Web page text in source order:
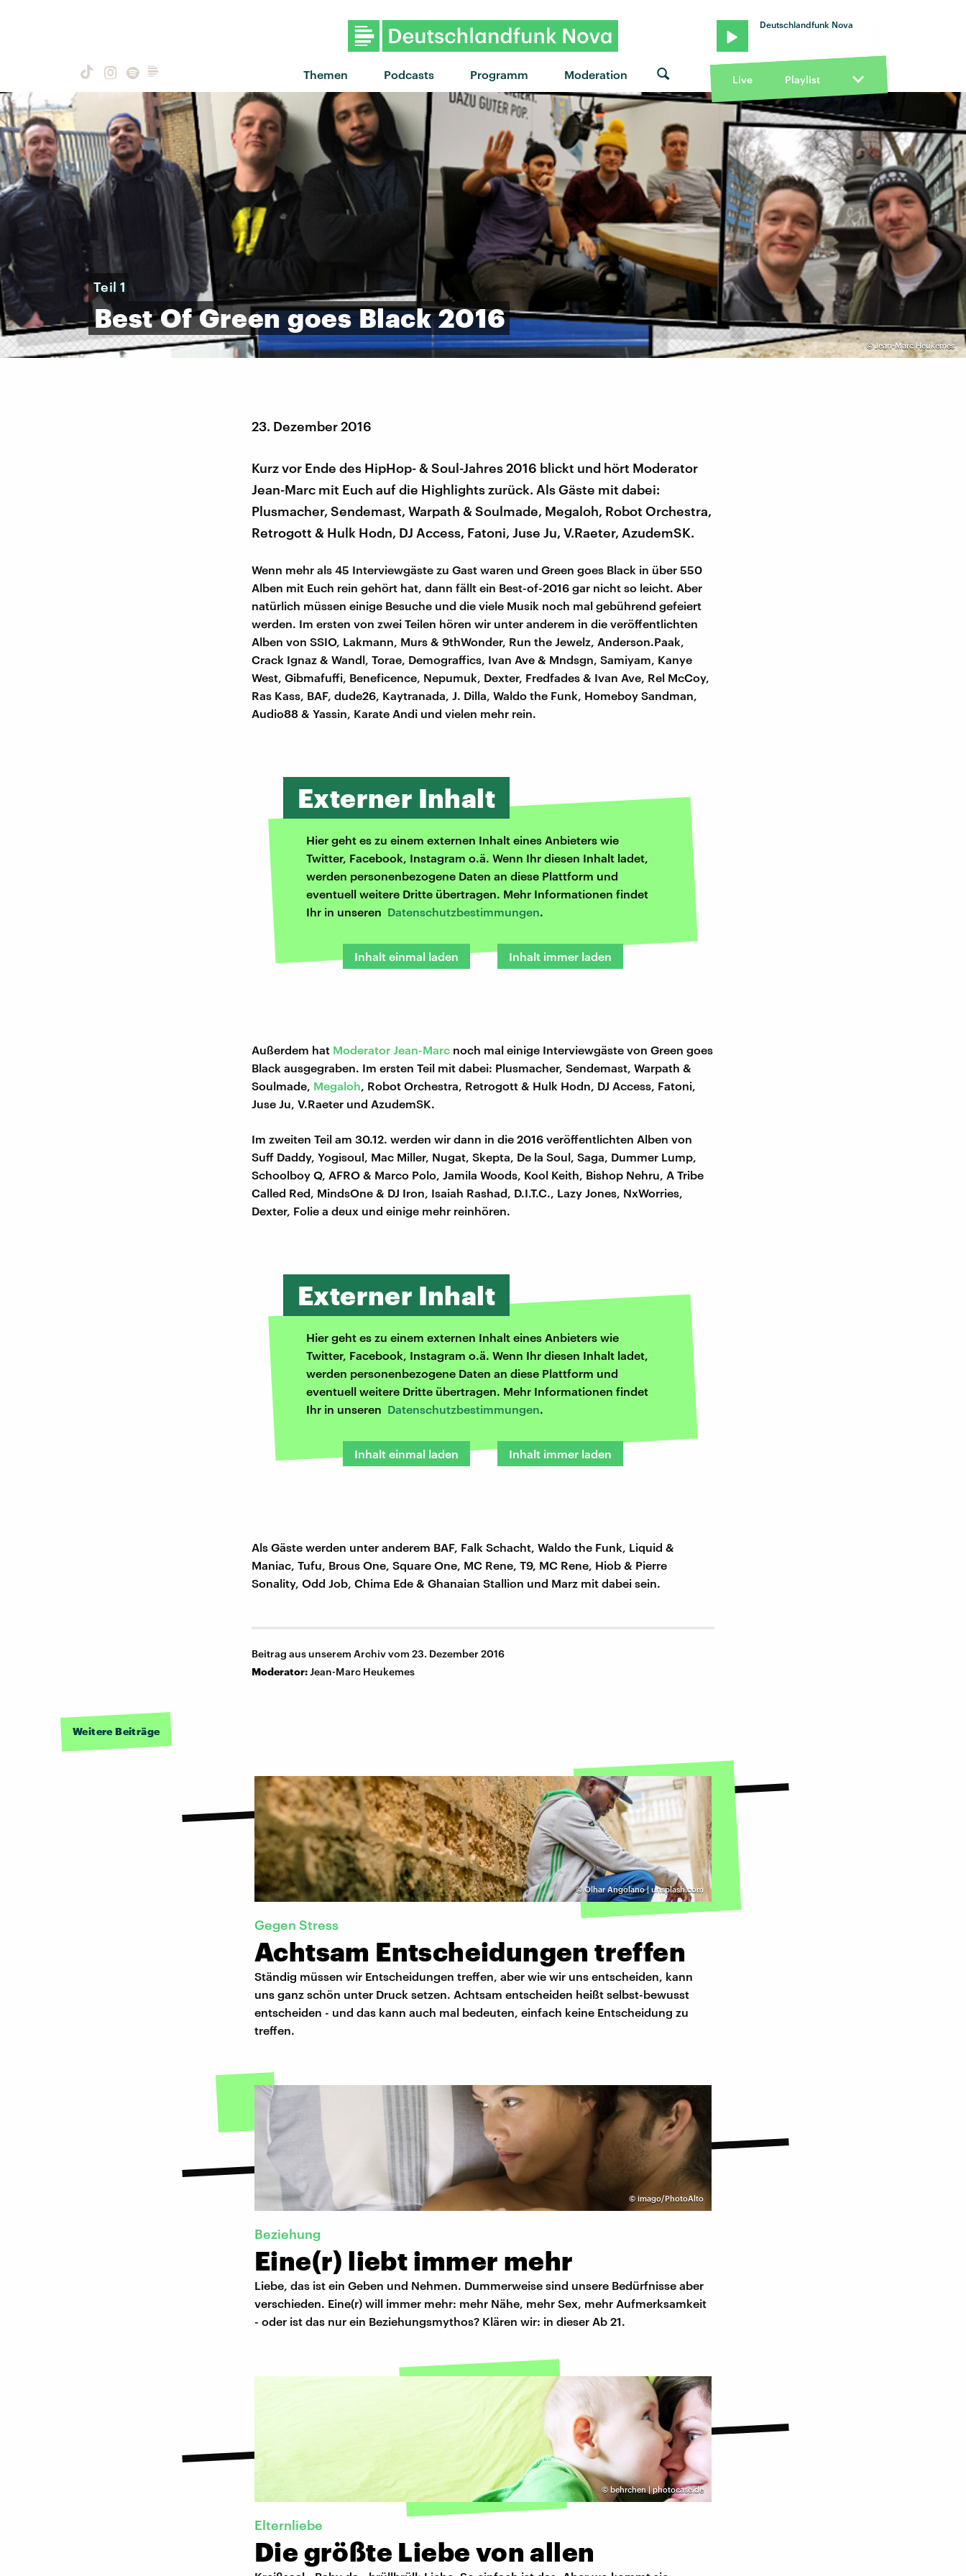
Themen Podcasts Programm Moderation
Deutschlandfunk Nova
Live Playlist
©Jean-Marc Heukemes
Teil 1
Best Of Green goes Black 2016
23. Dezember 2016
Kurz vor Ende des HipHop- & Soul-Jahres 2016 blickt und hört Moderator
Jean-Marc mit Euch auf die Highlights zurück. Als Gäste mit dabei:
Plusmacher, Sendemast, Warpath & Soulmade, Megaloh, Robot Orchestra,
Retrogott & Hulk Hodn, DJ Access, Fatoni, Juse Ju, V.Raeter, AzudemSK.
Wenn mehr als 45 Interviewgäste zu Gast waren und Green goes Black in über 550
Alben mit Euch rein gehört hat, dann fällt ein Best-of-2016 gar nicht so leicht. Aber
natürlich müssen einige Besuche und die viele Musik noch mal gebührend gefeiert
werden. Im ersten von zwei Teilen hören wir unter anderem in die veröffentlichten
Alben von SSIO, Lakmann, Murs & 9thWonder, Run the Jewelz, Anderson.Paak,
Crack Ignaz & Wandl, Torae, Demograffics, Ivan Ave & Mndsgn, Samiyam, Kanye
West, Gibmafuffi, Beneficence, Nepumuk, Dexter, Fredfades & Ivan Ave, Rel McCoy,
Ras Kass, BAF, dude26, Kaytranada, J. Dilla, Waldo the Funk, Homeboy Sandman,
Audio88 & Yassin, Karate Andi und vielen mehr rein.
Externer Inhalt
Hier geht es zu einem externen Inhalt eines Anbieters wie
Twitter, Facebook, Instagram o.ä. Wenn Ihr diesen Inhalt ladet,
werden personenbezogene Daten an diese Plattform und
eventuell weitere Dritte übertragen. Mehr Informationen findet
Ihr in unseren Datenschutzbestimmungen.
Inhalt einmal laden Inhalt immer laden
Außerdem hat Moderator Jean-Marc noch mal einige Interviewgäste von Green goes
Black ausgegraben. Im ersten Teil mit dabei: Plusmacher, Sendemast, Warpath &
Soulmade, Megaloh, Robot Orchestra, Retrogott & Hulk Hodn, DJ Access, Fatoni,
Juse Ju, V.Raeter und AzudemSK.
Im zweiten Teil am 30.12. werden wir dann in die 2016 veröffentlichten Alben von
Suff Daddy, Yogisoul, Mac Miller, Nugat, Skepta, De la Soul, Saga, Dummer Lump,
Schoolboy Q, AFRO & Marco Polo, Jamila Woods, Kool Keith, Bishop Nehru, A Tribe
Called Red, MindsOne & DJ Iron, Isaiah Rashad, D.I.T.C., Lazy Jones, NxWorries,
Dexter, Folie a deux und einige mehr reinhören.
Externer Inhalt
Hier geht es zu einem externen Inhalt eines Anbieters wie
Twitter, Facebook, Instagram o.ä. Wenn Ihr diesen Inhalt ladet,
werden personenbezogene Daten an diese Plattform und
eventuell weitere Dritte übertragen. Mehr Informationen findet
Ihr in unseren Datenschutzbestimmungen.
Inhalt einmal laden Inhalt immer laden
Als Gäste werden unter anderem BAF, Falk Schacht, Waldo the Funk, Liquid &
Maniac, Tufu, Brous One, Square One, MC Rene, T9, MC Rene, Hiob & Pierre
Sonality, Odd Job, Chima Ede & Ghanaian Stallion und Marz mit dabei sein.
Beitrag aus unserem Archiv vom 23. Dezember 2016
Moderator:Jean-Marc Heukemes
Weitere Beiträge
©Olhar Angolano | unsplash.com
Gegen Stress
Achtsam Entscheidungen treffen
Ständig müssen wir Entscheidungen treffen, aber wie wir uns entscheiden, kann
uns ganz schön unter Druck setzen. Achtsam entscheiden heißt selbst-bewusst
entscheiden - und das kann auch mal bedeuten, einfach keine Entscheidung zu
treffen.
© imago/PhotoAlto
Beziehung
Eine(r) liebt immer mehr
Liebe, das ist ein Geben und Nehmen. Dummerweise sind unsere Bedürfnisse aber
verschieden. Eine(r) will immer mehr: mehr Nähe, mehr Sex, mehr Aufmerksamkeit
- oder ist das nur ein Beziehungsmythos? Klären wir: in dieser Ab 21.
© behrchen | photocase.de
Elternliebe
Die größte Liebe von allen